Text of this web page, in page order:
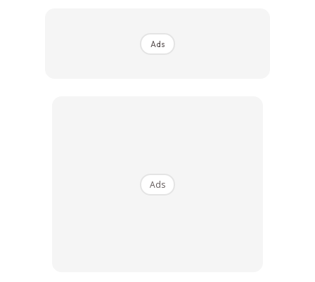
Di Sebalik Populariti Kerjaya Sebagai “Mr. Pilot”.
Ads
Ads